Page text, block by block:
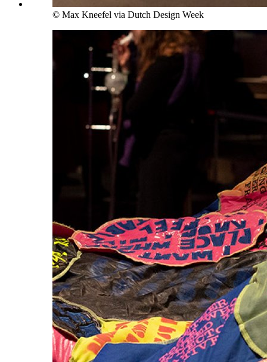
© Max Kneefel via Dutch Design Week